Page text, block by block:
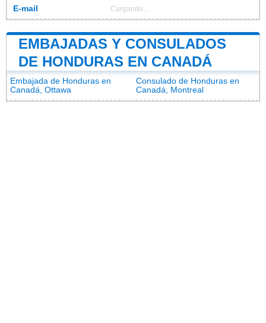
E-mail Cargando...
EMBAJADAS Y CONSULADOS
DE HONDURAS EN CANADÁ
Embajada de Honduras en
Canadá, Ottawa
Consulado de Honduras en
Canadá, Montreal